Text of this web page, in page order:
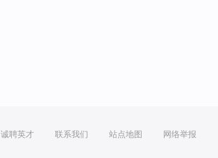
诚聘英才 联系我们 站点地图 网络举报